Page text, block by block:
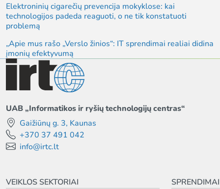
Elektroninių cigarečių prevencija mokyklose: kai
technologijos padeda reaguoti, o ne tik konstatuoti
problemą
„Apie mus rašo „Verslo žinios“: IT sprendimai realiai didina
įmonių efektyvumą
UAB „Informatikos ir ryšių technologijų centras“
Gaižiūnų g. 3, Kaunas
+370 37 491 042
info@irtc.lt
VEIKLOS SEKTORIAI SPRENDIMAI